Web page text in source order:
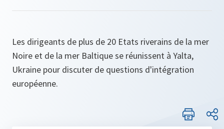
Les dirigeants de plus de 20 Etats riverains de la mer
Noire et de la mer Baltique se réunissent à Yalta,
Ukraine pour discuter de questions d'intégration
européenne.